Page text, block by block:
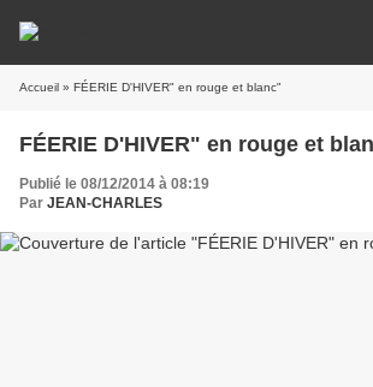
Accueil » FÉERIE D'HIVER" en rouge et blanc"
FÉERIE D'HIVER" en rouge et
Publié le 08/12/2014 à 08:19
Par JEAN-CHARLES